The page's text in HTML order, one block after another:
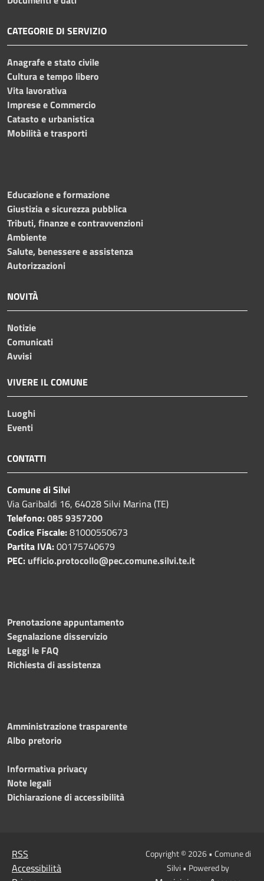
CATEGORIE DI SERVIZIO
Anagrafe e stato civile
Cultura e tempo libero
Vita lavorativa
Imprese e Commercio
Catasto e urbanistica
Mobilità e trasporti
Educazione e formazione
Giustizia e sicurezza pubblica
Tributi, finanze e contravvenzioni
Ambiente
Salute, benessere e assistenza
Autorizzazioni
NOVITÀ
Notizie
Comunicati
Avvisi
VIVERE IL COMUNE
Luoghi
Eventi
CONTATTI
Comune di Silvi
Via Garibaldi 16, 64028 Silvi Marina (TE)
Telefono:085 9357200
Codice Fiscale:81000550673
Partita IVA:00175740679
PEC: ufficio.protocollo@pec.comune.silvi.te.it
Prenotazione appuntamento
Segnalazione disservizio
Leggi le FAQ
Richiesta di assistenza
Amministrazione trasparente
Albo pretorio
Informativa privacy
Note legali
Dichiarazione di accessibilità
RSS
Accessibilità
Copyright © 2026 • Comune di
Silvi • Powered by